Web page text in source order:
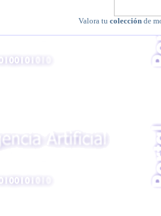
Valora tu colección de